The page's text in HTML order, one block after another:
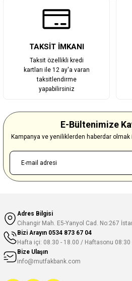
TAKSİT İMKANI
Taksit özellikli kredi
kartları ile 12 ay'a varan
taksitlendirme
yapabilirsiniz
E-Bültenimize
Kampanya ve yeniliklerden haberdar
Adres Bilgisi
Cihangir Mah. E5-Yanyol Cad. No:267
Bizi Arayın 0534 873 67 04
Hafta içi: 08.30 - 18.00 / Haftasonu 08:30
Bize Ulaşın
info@mutfakbank.com